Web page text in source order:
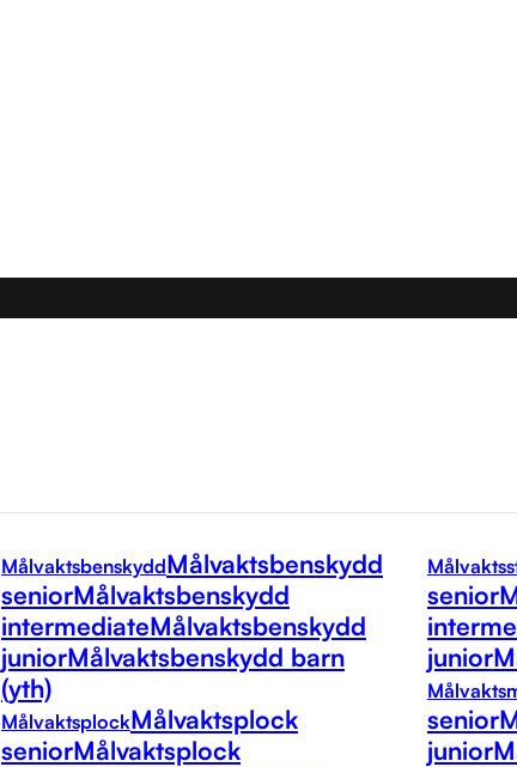
MålvaktsbenskyddMålvaktsbenskydd
seniorMålvaktsbenskydd
intermediateMålvaktsbenskydd
juniorMålvaktsbenskydd barn
(yth)
MålvaktsplockMålvaktsplock
seniorMålvaktsplock
senior
junior
senior
junior